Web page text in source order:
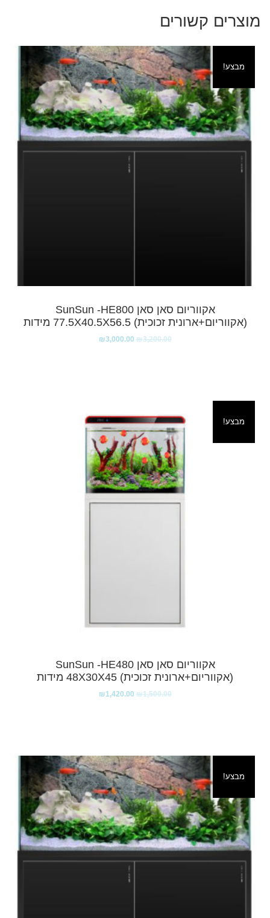
מוצרים קשורים
מבצע!
אקווריום סאן סאן SunSun -HE800
(אקווריום+ארונית זכוכית) 77.5X40.5X56.5 מידות
₪3,200.00
₪3,000.00
מבצע!
אקווריום סאן סאן SunSun -HE480
(אקווריום+ארונית זכוכית) 48X30X45 מידות
₪1,500.00
₪1,420.00
מבצע!